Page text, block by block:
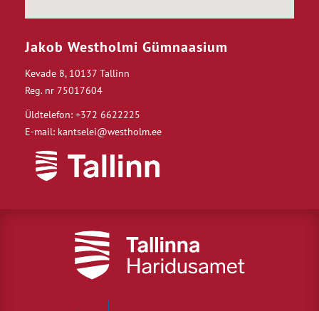
Jakob Westholmi Gümnaasium
Kevade 8, 10137 Tallinn
Reg. nr 75017604
Üldtelefon: +372 6622225
E-mail: kantselei@westholm.ee